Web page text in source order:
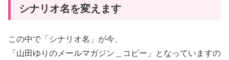
シナリオ名を変えます
この中で「シナリオ名」が今、
「山田ゆりのメールマガジン＿コピー」となっていますの